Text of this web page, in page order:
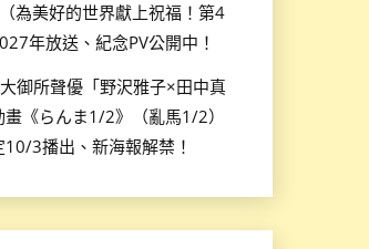
為美好的世界獻上祝福！第4
年放送、紀念PV公開中！
御所聲優「野沢雅子×田中真
畫《らんま1/2》（亂馬1/2）
3播出、新海報解禁！